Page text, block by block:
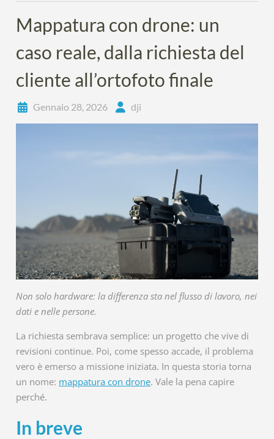
Mappatura con drone: un
caso reale, dalla richiesta del
cliente all’ortofoto finale
Gennaio 28, 2026 dji
Non solo hardware: la differenza sta nel flusso di lavoro, nei
dati e nelle persone.
La richiesta sembrava semplice: un progetto che vive di
revisioni continue. Poi, come spesso accade, il problema
vero è emerso a missione iniziata. In questa storia torna
un nome: mappatura con drone. Vale la pena capire
perché.
In breve